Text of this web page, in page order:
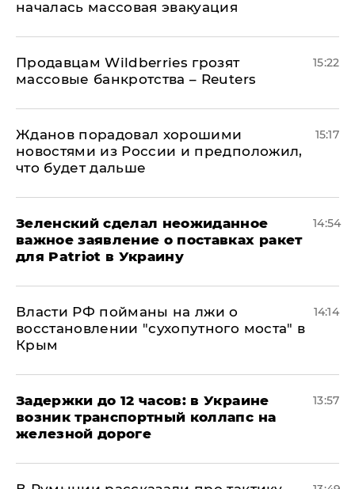
началась массовая эвакуация
Продавцам Wildberries грозят
массовые банкротства – Reuters
15:22
Жданов порадовал хорошими
новостями из России и предположил,
что будет дальше
15:17
Зеленский сделал неожиданное
важное заявление о поставках ракет
для Patriot в Украину
14:54
Власти РФ пойманы на лжи о
восстановлении "сухопутного моста" в
Крым
14:14
Задержки до 12 часов: в Украине
возник транспортный коллапс на
железной дороге
13:57